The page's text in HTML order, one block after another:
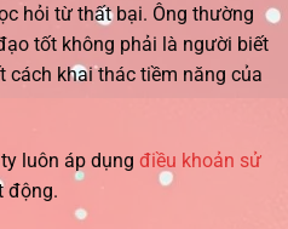
hỏi từ thất bại. Ông thường
tốt không phải là người biết
cách khai thác tiềm năng của
luôn áp dụng điều khoản sử
động.